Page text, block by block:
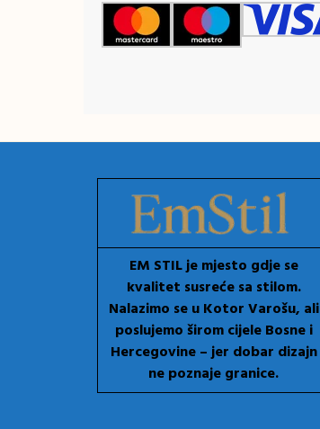
EM STIL je mjesto gdje se
kvalitet susreće sa stilom.
Nalazimo se u Kotor Varošu, ali
poslujemo širom cijele Bosne i
Hercegovine – jer dobar dizajn
ne poznaje granice.